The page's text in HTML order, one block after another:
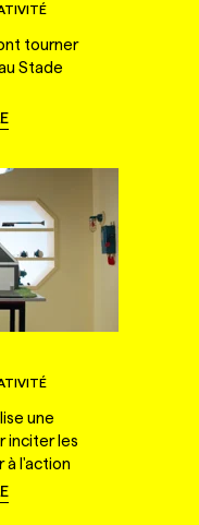
tourner
Stade
une
inciter les
à l'action